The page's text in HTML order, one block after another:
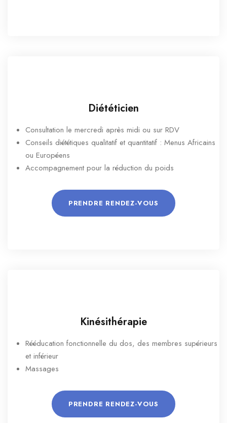
Diététicien
Consultation le mercredi après midi ou sur RDV
Conseils diététiques qualitatif et quantitatif : Menus Africains
ou Européens
Accompagnement pour la réduction du poids
PRENDRE RENDEZ-VOUS
Kinésithérapie
Rééducation fonctionnelle du dos, des membres supérieurs
et inférieur
Massages
PRENDRE RENDEZ-VOUS